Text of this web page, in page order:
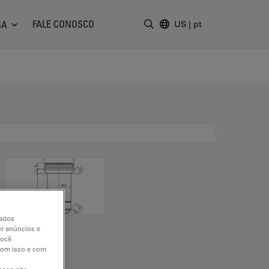
FALE CONOSCO US | pt
anúncios e
isso e com